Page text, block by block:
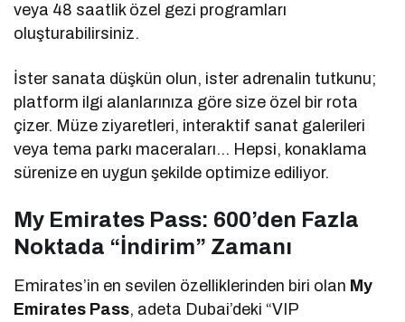
veya 48 saatlik özel gezi programları
oluşturabilirsiniz.
İster sanata düşkün olun, ister adrenalin tutkunu;
platform ilgi alanlarınıza göre size özel bir rota
çizer. Müze ziyaretleri, interaktif sanat galerileri
veya tema parkı maceraları… Hepsi, konaklama
sürenize en uygun şekilde optimize ediliyor.
My Emirates Pass: 600’den Fazla
Noktada “İndirim” Zamanı
Emirates’in en sevilen özelliklerinden biri olan My
Emirates Pass, adeta Dubai’deki “VIP